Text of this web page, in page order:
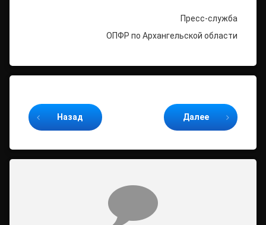
Пресс-служба
ОПФР по Архангельской области
Назад Далее